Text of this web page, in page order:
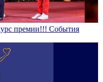
премии!!! События